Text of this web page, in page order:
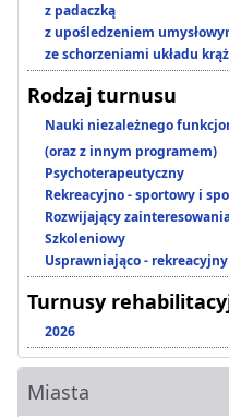
z padaczką
z upośledzeniem
ze schorzeniami układu
Rodzaj turnusu
Nauki niezależnego
(oraz z innym programem)
Psychoterapeutyczny
Rekreacyjno - sportowy i
Rozwijający
Szkoleniowy
Usprawniająco - rekreacyjny
Turnusy
2026
Miasta